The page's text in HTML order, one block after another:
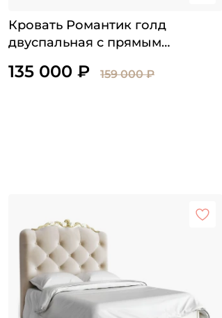
Кровать Романтик голд
двуспальная с прямым
135 000 ₽ 159 000 ₽